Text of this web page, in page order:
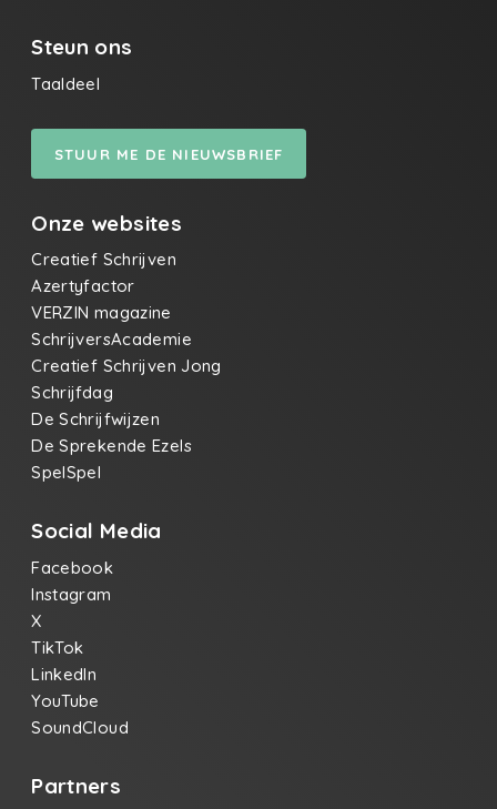
Steun ons
Taaldeel
STUUR ME DE NIEUWSBRIEF
Onze websites
Creatief Schrijven
Azertyfactor
VERZIN magazine
SchrijversAcademie
Creatief Schrijven Jong
Schrijfdag
De Schrijfwijzen
De Sprekende Ezels
SpelSpel
Social Media
Facebook
Instagram
X
TikTok
LinkedIn
YouTube
SoundCloud
Partners